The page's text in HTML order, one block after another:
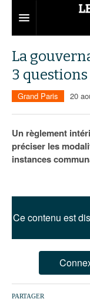
Territoires
Institutions
Entreprises
Emploi
Transport
75
91
Carnet
Agenda
Ecouter les
La
3 questions
Grand Paris 20
Un règlement
préciser les
instances
Ce contenu est
PARTAGER